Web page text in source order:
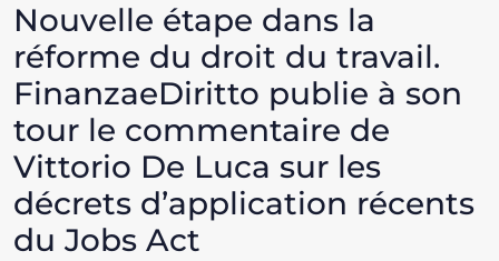
Nouvelle étape dans la
réforme du droit du travail.
FinanzaeDiritto publie à son
tour le commentaire de
Vittorio De Luca sur les
décrets d’application récents
du Jobs Act